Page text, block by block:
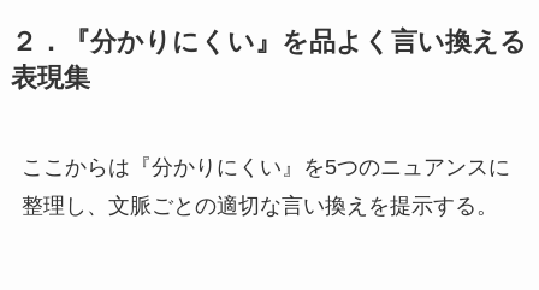
２．『分かりにくい』を品よく言い換える
表現集
ここからは『分かりにくい』を5つのニュアンスに
整理し、文脈ごとの適切な言い換えを提示する。